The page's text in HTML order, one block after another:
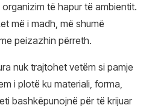
të hapur të ambientit.
më i madh, më shumë
peizazhin përreth.
nuk trajtohet vetëm si pamje
i plotë ku materiali, forma,
bashkëpunojnë për të krijuar